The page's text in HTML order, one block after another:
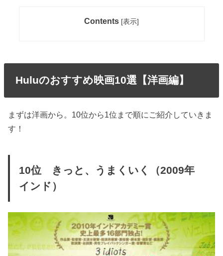
Contents [表示]
Huluのおすすめ映画10選【洋画編】
まずは洋画から。10位から1位まで順にご紹介していきま
す！
10位 きっと、うまくいく（2009年
インド）